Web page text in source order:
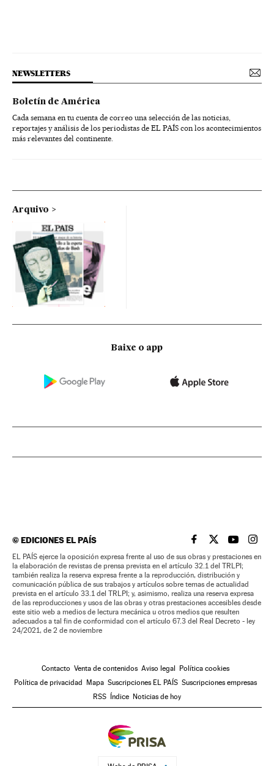
NEWSLETTERS
Boletín de América
Cada semana en tu cuenta de correo una selección de las noticias,
reportajes y análisis de los periodistas de EL PAÍS con los acontecimientos
más relevantes del continente.
Arquivo
Baixe o app
©EDICIONES EL PAÍS EL PAÍS BRASIL EN
EL PAÍSEL PAÍS
EL
EL PAÍS ejerce la oposición expresa frente al uso de sus obras y prestaciones en
la elaboración de revistas de prensa prevista en el artículo 32.1 del TRLPI;
también realiza la reserva expresa frente a la reproducción, distribución y
comunicación pública de sus trabajos y artículos sobre temas de actualidad
prevista en el artículo 33.1 del TRLPI; y, asimismo, realiza una reserva expresa
de las reproducciones y usos de las obras y otras prestaciones accesibles desde
este sitio web a medios de lectura mecánica u otros medios que resulten
adecuados a tal fin de conformidad con el artículo 67.3 del Real Decreto - ley
24/2021, de 2 de noviembre
Contacto Venta de contenidos Aviso legal
Política cookies
Política de privacidad
Mapa Suscripciones EL PAÍS Suscripciones empresas
RSS
Índice Noticias de hoy